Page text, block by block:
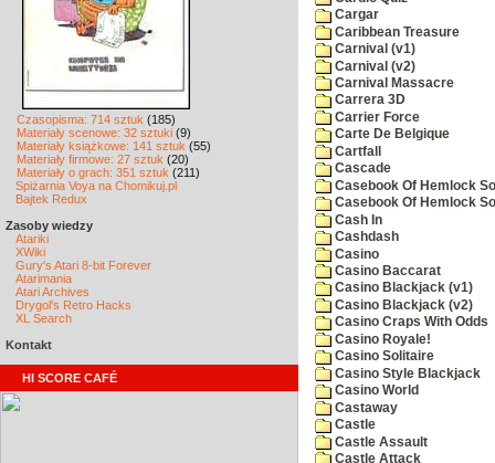
Czasopisma: 714 sztuk (185)
Materiały scenowe: 32 sztuki (9)
Materiały książkowe: 141 sztuk (55)
Materiały firmowe: 27 sztuk (20)
Materiały o grach: 351 sztuk (211)
Spiżarnia Voya na Chomikuj.pl
Bajtek Redux
Zasoby wiedzy
Atariki
XWiki
Gury's Atari 8-bit Forever
Atarimania
Atari Archives
Drygol's Retro Hacks
XL Search
Kontakt
HI SCORE CAFÉ
Cargar
Caribbean Treasure
Carnival (v1)
Carnival (v2)
Carnival Massacre
Carrera 3D
Carrier Force
Carte De Belgique
Cartfall
Cascade
Casebook Of Hemlock
Casebook Of Hemlock
Cash In
Cashdash
Casino
Casino Baccarat
Casino Blackjack (v1)
Casino Blackjack (v2)
Casino Craps With Odds
Casino Royale!
Casino Solitaire
Casino Style Blackjack
Casino World
Castaway
Castle
Castle Assault
Castle Attack